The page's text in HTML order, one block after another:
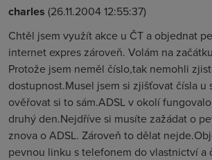
charles (26.11.2004 12:55:37)
Chtěl jsem využít akce u ČT a objednat
internet expres zároveň. Volám na
Protože jsem neměl číslo,tak nemohli
dostupnost.Musel jsem si zjišťovat čísla u
ověřovat si to sám.ADSL v okolí
druhý den.Nejdříve si musíte zažádat o
znova o ADSL. Zároveň to dělat
pevnou linku s telefonem do vlastnictví a